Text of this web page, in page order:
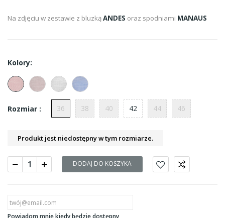
Na zdjęciu w zestawie z bluzkąANDES oraz spodniami MANAUS
Kolory:
Rozmiar : 36 38 40 42 44 46
Produkt jest niedostępny w tym rozmiarze.
DODAJ DO KOSZYKA